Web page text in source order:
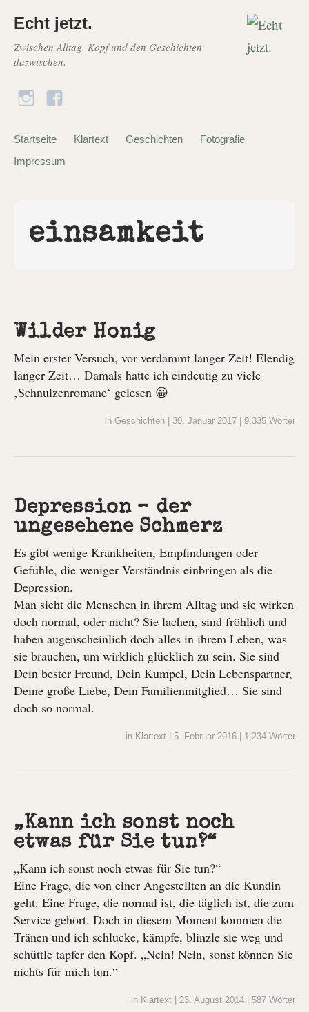
Echt jetzt.
Zwischen Alltag, Kopf und den Geschichten
dazwischen.
Startseite Klartext Geschichten
Fotografie
Impressum
einsamkeit
Wilder Honig
Mein erster Versuch, vor verdammt langer Zeit! Elendig
langer Zeit… Damals hatte ich eindeutig zu viele
‚Schnulzenromane‘ gelesen 😀
in Geschichten 30. Januar 2017 9,335 Wörter
Depression – der
ungesehene Schmerz
Es gibt wenige Krankheiten, Empfindungen oder
Gefühle, die weniger Verständnis einbringen als die
Depression.
Man sieht die Menschen in ihrem Alltag und sie wirken
doch normal, oder nicht? Sie lachen, sind fröhlich und
haben augenscheinlich doch alles in ihrem Leben, was
sie brauchen, um wirklich glücklich zu sein. Sie sind
Dein bester Freund, Dein Kumpel, Dein Lebenspartner,
Deine große Liebe, Dein Familienmitglied… Sie sind
doch so normal.
in Klartext 5. Februar 2016 1,234 Wörter
„Kann ich sonst noch
etwas für Sie tun?“
„Kann ich sonst noch etwas für Sie tun?“
Eine Frage, die von einer Angestellten an die Kundin
geht. Eine Frage, die normal ist, die täglich ist, die zum
Service gehört. Doch in diesem Moment kommen die
Tränen und ich schlucke, kämpfe, blinzle sie weg und
schüttle tapfer den Kopf. „Nein! Nein, sonst können Sie
nichts für mich tun.“
in Klartext 23. August 2014 587 Wörter